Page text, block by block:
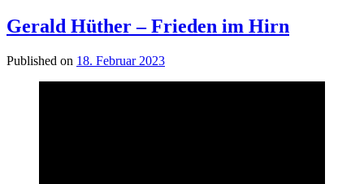
Gerald Hüther – Frieden im Hirn
Published on 18. Februar 2023